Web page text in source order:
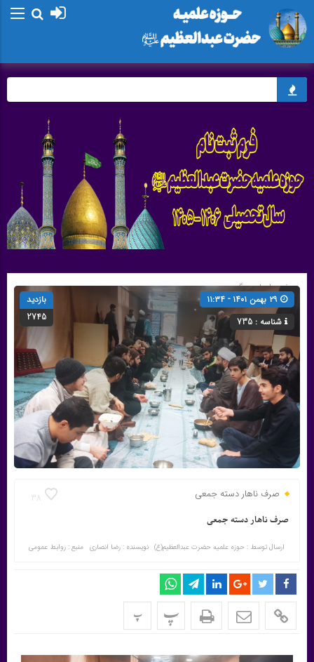
صفحه اصلی» گروه »مدیر
شناسه : 735
بازدید
2745
38 صرف ناهار دسته جمعی
صرف ناهار دسته جمعی
ارسال توسط : حوزه علمیه حضرت عبدالعظیم(ع) نویسنده : رضا انصاری منبع : روابط عمومی
پ پ